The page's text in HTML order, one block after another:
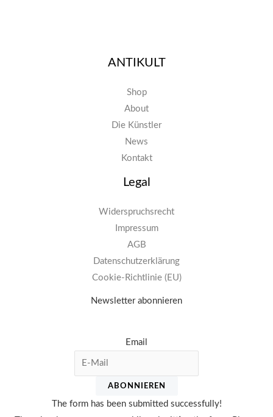
ANTIKULT
Shop
About
Die Künstler
News
Kontakt
Legal
Widerspruchsrecht
Impressum
AGB
Datenschutzerklärung
Cookie-Richtlinie (EU)
Newsletter abonnieren
Email
ABONNIEREN
The form has been submitted successfully!